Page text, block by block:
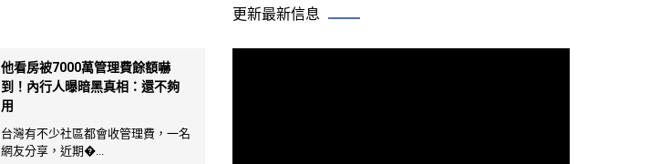
他看房被7000萬管理費餘額嚇
到！內行人曝暗黑真相：還不夠
用
台灣有不少社區都會收管理費，一名
網友分享，近期�...
更新最新信息